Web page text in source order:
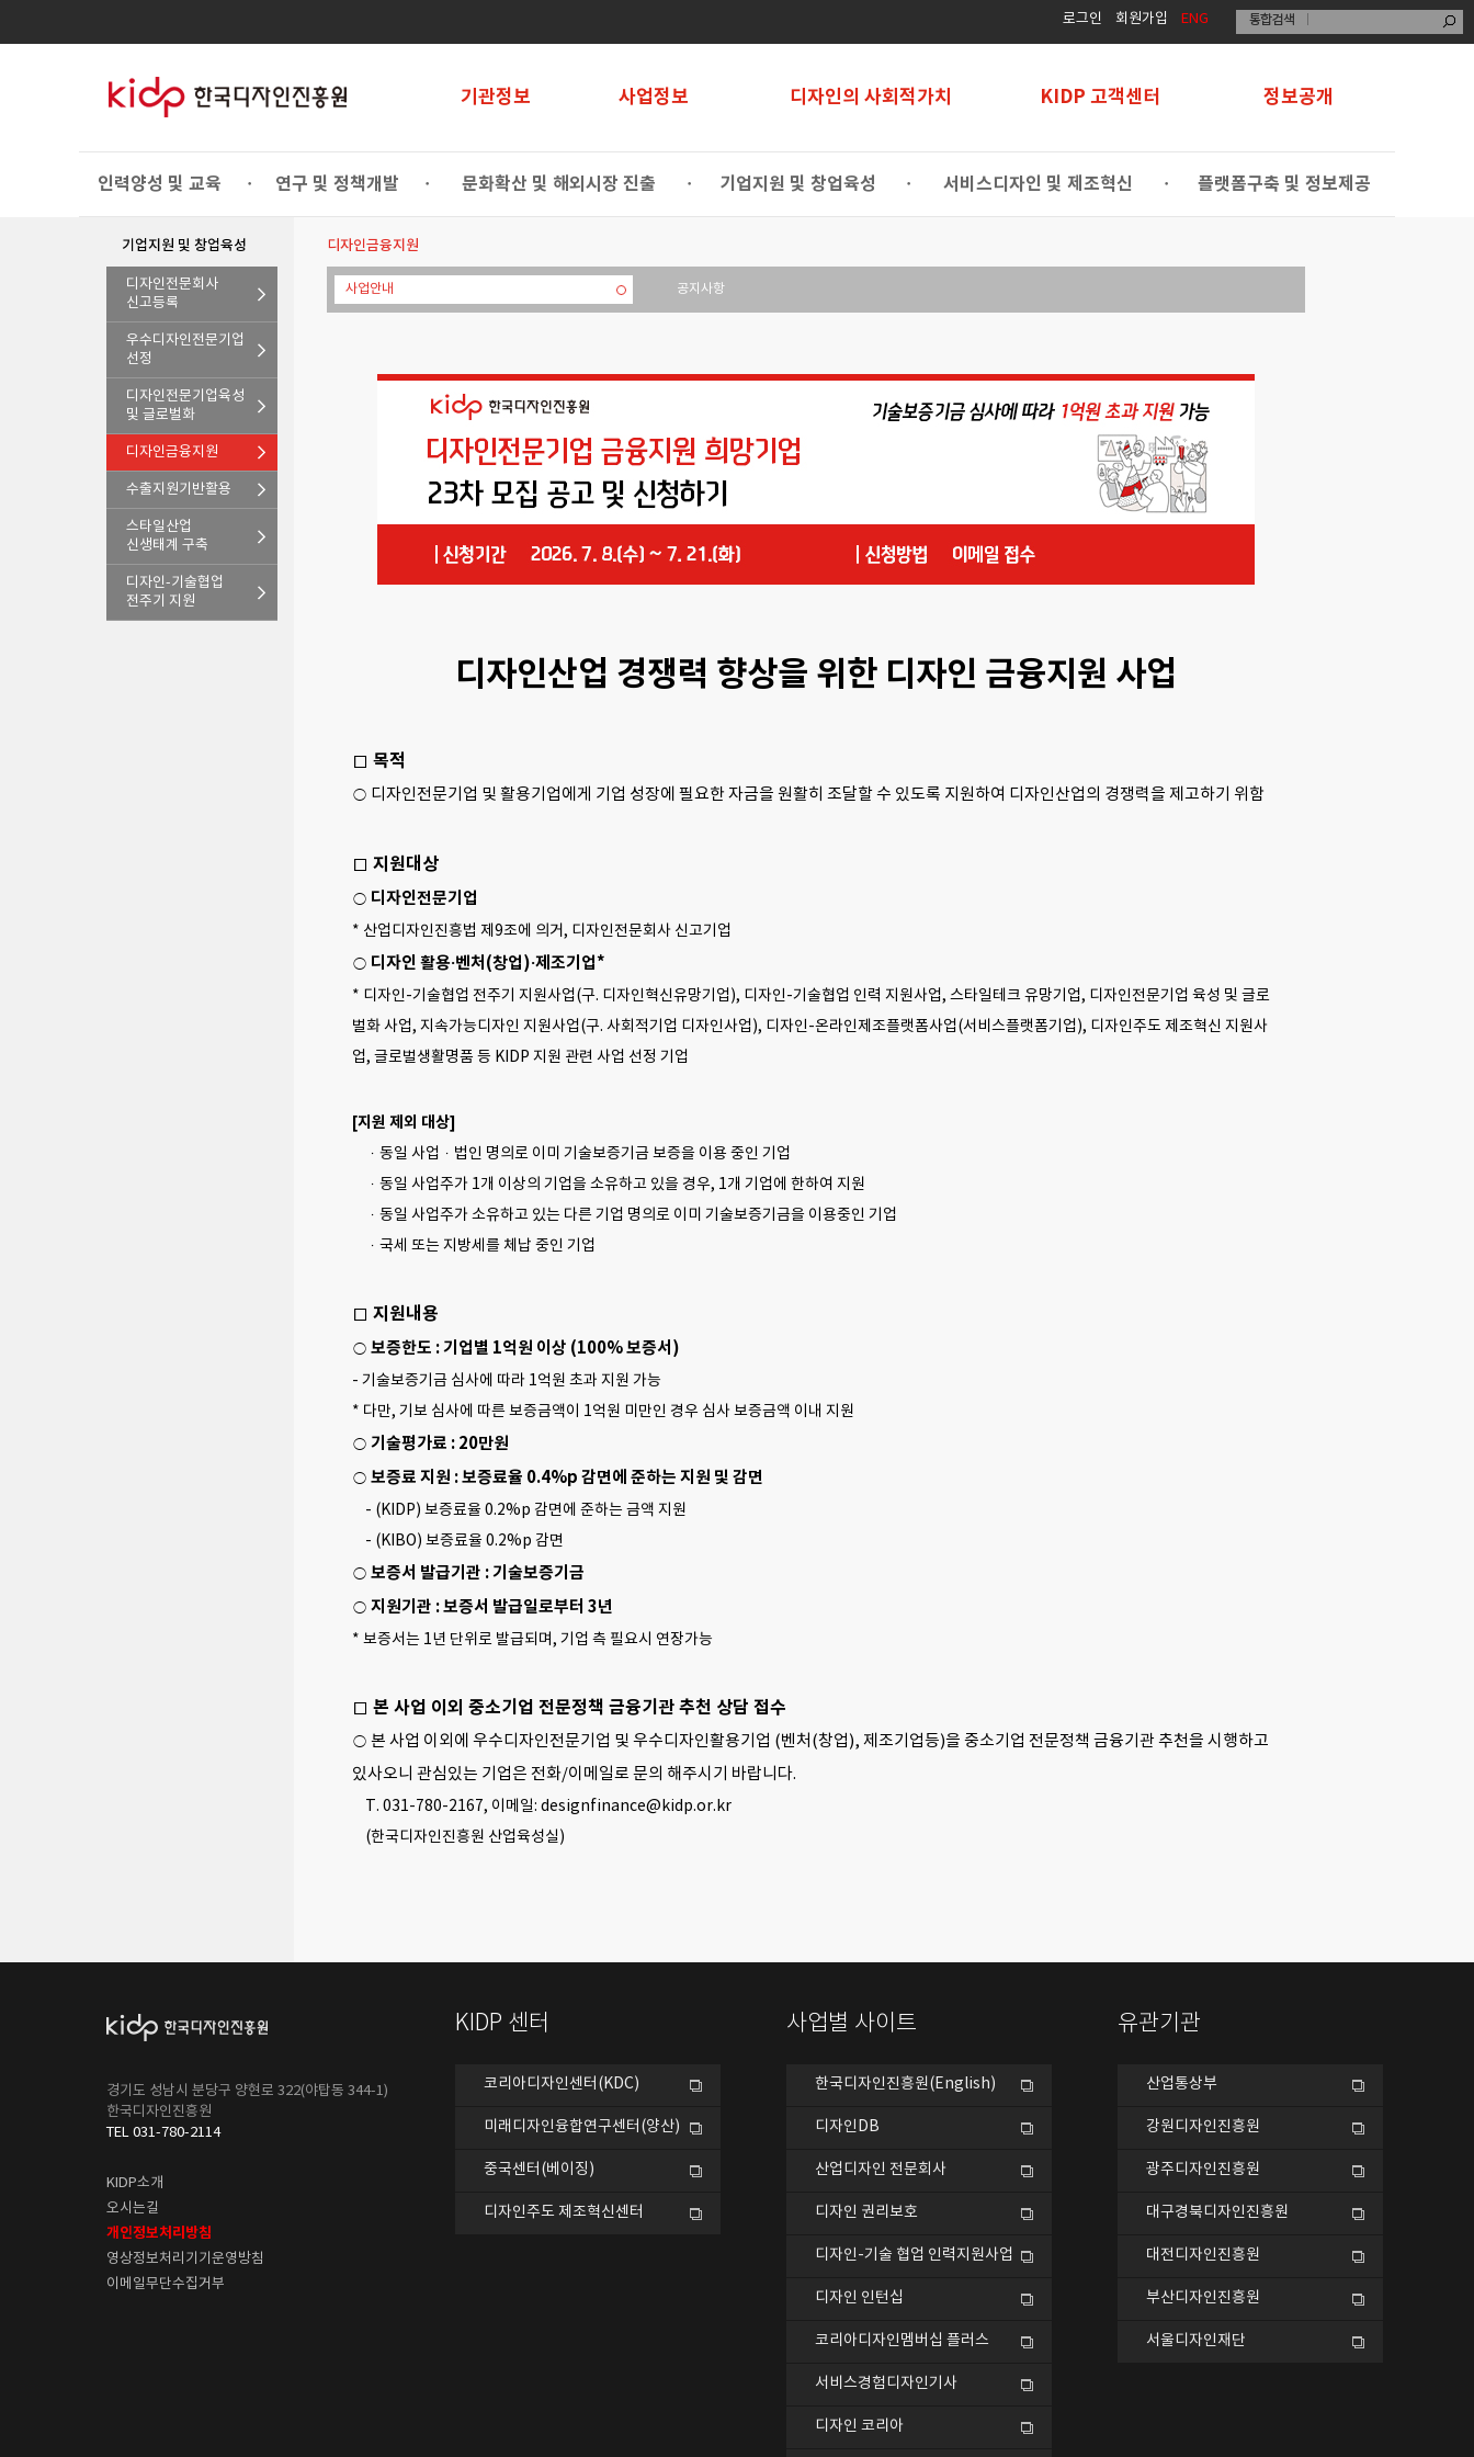
로그인 회원가입 ENG
기관정보 사업정보 디자인의 사회적가치 KIDP 고객센터 정보공개
인력양성 및 교육 • 연구 및 정책개발 • 문화확산 및 해외시장 진출 • 기업지원 및 창업육성 • 서비스디자인 및 제조혁신 • 플랫폼구축 및 정보제공
기업지원 및 창업육성
디자인전문회사
신고등록
우수디자인전문기업
선정
디자인전문기업육성
및 글로벌화
디자인금융지원
수출지원기반활용
스타일산업
신생태계 구축
디자인-기술협업
전주기 지원
디자인금융지원
사업안내 공지사항
디자인산업 경쟁력 향상을 위한 디자인 금융지원 사업
□ 목적
○ 디자인전문기업 및 활용기업에게 기업 성장에 필요한 자금을 원활히 조달할 수 있도록 지원하여 디자인산업의 경쟁력을 제고하기 위함
□ 지원대상
○ 디자인전문기업
* 산업디자인진흥법 제9조에 의거, 디자인전문회사 신고기업
○ 디자인 활용·벤처(창업)·제조기업*
* 디자인-기술협업 전주기 지원사업(구. 디자인혁신유망기업), 디자인-기술협업 인력 지원사업, 스타일테크 유망기업, 디자인전문기업 육성 및 글로
벌화 사업, 지속가능디자인 지원사업(구. 사회적기업 디자인사업), 디자인-온라인제조플랫폼사업(서비스플랫폼기업), 디자인주도 제조혁신 지원사
업, 글로벌생활명품 등 KIDP 지원 관련 사업 선정 기업
[지원 제외 대상]
ㆍ동일 사업ㆍ법인 명의로 이미 기술보증기금 보증을 이용 중인 기업
ㆍ동일 사업주가 1개 이상의 기업을 소유하고 있을 경우, 1개 기업에 한하여 지원
ㆍ동일 사업주가 소유하고 있는 다른 기업 명의로 이미 기술보증기금을 이용중인 기업
ㆍ국세 또는 지방세를 체납 중인 기업
□ 지원내용
○ 보증한도 : 기업별 1억원 이상 (100% 보증서)
- 기술보증기금 심사에 따라 1억원 초과 지원 가능
* 다만, 기보 심사에 따른 보증금액이 1억원 미만인 경우 심사 보증금액 이내 지원
○ 기술평가료 : 20만원
○ 보증료 지원 : 보증료율 0.4%p 감면에 준하는 지원 및 감면
- (KIDP) 보증료율 0.2%p 감면에 준하는 금액 지원
- (KIBO) 보증료율 0.2%p 감면
○ 보증서 발급기관 : 기술보증기금
○ 지원기관 : 보증서 발급일로부터 3년
* 보증서는 1년 단위로 발급되며, 기업 측 필요시 연장가능
□ 본 사업 이외 중소기업 전문정책 금융기관 추천 상담 접수
○ 본 사업 이외에 우수디자인전문기업 및 우수디자인활용기업 (벤처(창업), 제조기업등)을 중소기업 전문정책 금융기관 추천을 시행하고
있사오니 관심있는 기업은 전화/이메일로 문의 해주시기 바랍니다.
T. 031-780-2167, 이메일: designfinance@kidp.or.kr
(한국디자인진흥원 산업육성실)
경기도 성남시 분당구 양현로 322(야탑동 344-1)
한국디자인진흥원
TEL 031-780-2114
KIDP소개
오시는길
개인정보처리방침
영상정보처리기기운영방침
이메일무단수집거부
KIDP 센터
코리아디자인센터(KDC)
미래디자인융합연구센터(양산)
중국센터(베이징)
디자인주도 제조혁신센터
사업별 사이트
한국디자인진흥원(English)
디자인DB
산업디자인 전문회사
디자인 권리보호
디자인-기술 협업 인력지원사업
디자인 인턴십
코리아디자인멤버십 플러스
서비스경험디자인기사
디자인 코리아
유관기관
산업통상부
강원디자인진흥원
광주디자인진흥원
대구경북디자인진흥원
대전디자인진흥원
부산디자인진흥원
서울디자인재단